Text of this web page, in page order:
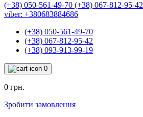
(+38) 050-561-49-70 (+38) 067-812-95-42
viber: +380683884686
(+38) 050-561-49-70
(+38) 067-812-95-42
(+38) 093-913-99-19
0
0 грн.
Зробити замовлення